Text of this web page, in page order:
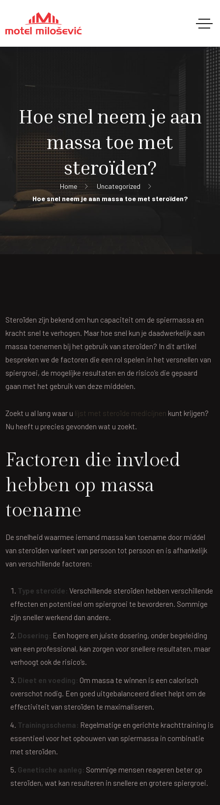
Hoe snel neem je aan
massa toe met
steroïden?
Home
Uncategorized
Hoe snel neem je aan massa toe met steroïden?
Steroïden zijn bekend om hun capaciteit om de spiermassa en
kracht snel te verhogen. Maar hoe snel kun je daadwerkelijk aan
massa toenemen bij het gebruik van steroïden? In dit artikel
bespreken we de factoren die een rol spelen in het versnellen van
spiergroei, de mogelijke resultaten en de risico’s die gepaard
gaan met het gebruik van deze middelen.
Zoekt u al lang waar u lijst met steroïde medicijnen kunt krijgen?
Nu heeft u precies gevonden wat u zoekt.
Factoren die invloed
hebben op massa
toename
De snelheid waarmee iemand massa kan toename door middel
van steroïden varieert van persoon tot persoon en is afhankelijk
van verschillende factoren:
Type steroïde: Verschillende steroïden hebben verschillende
effecten en potentieel om spiergroei te bevorderen. Sommige
zijn sneller werkend dan andere.
Dosering: Een hogere en juiste dosering, onder begeleiding
van een professional, kan zorgen voor snellere resultaten, maar
verhoogt ook de risico’s.
Dieet en voeding: Om massa te winnen is een calorisch
overschot nodig. Een goed uitgebalanceerd dieet helpt om de
effectiviteit van steroïden te maximaliseren.
Trainingsschema: Regelmatige en gerichte krachttraining is
essentieel voor het opbouwen van spiermassa in combinatie
met steroïden.
Genetische aanleg: Sommige mensen reageren beter op
steroïden, wat kan resulteren in snellere en grotere spiergroei.